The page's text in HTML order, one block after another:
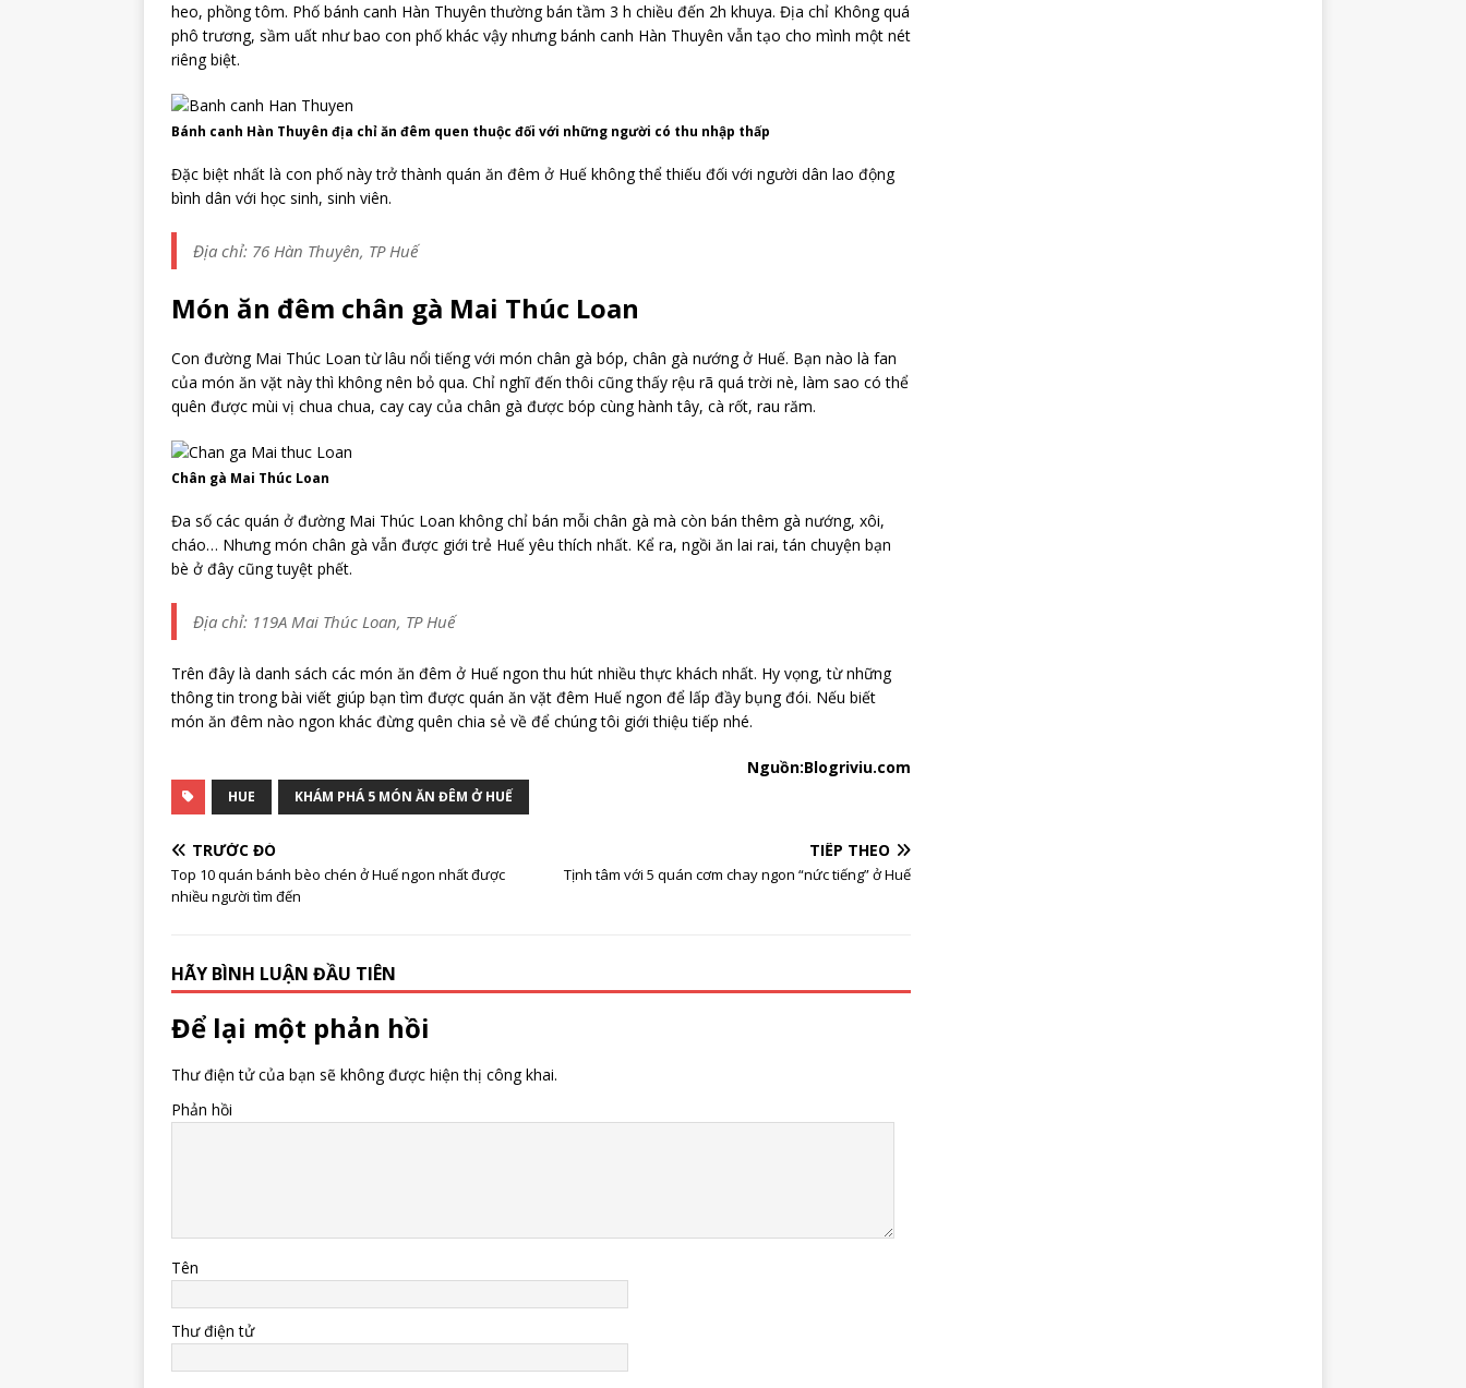
heo, phồng tôm. Phố bánh canh Hàn Thuyên thường bán tầm 3 h chiều đến 2h khuya. Địa chỉ Không quá
phô trương, sầm uất như bao con phố khác vậy nhưng bánh canh Hàn Thuyên vẫn tạo cho mình một nét
riêng biệt.
Bánh canh Hàn Thuyên địa chỉ ăn đêm quen thuộc đối với những người có thu nhập thấp
Đặc biệt nhất là con phố này trở thành quán ăn đêm ở Huế không thể thiếu đối với người dân lao động
bình dân với học sinh, sinh viên.
Địa chỉ: 76 Hàn Thuyên, TP Huế
Món ăn đêm chân gà Mai Thúc Loan
Con đường Mai Thúc Loan từ lâu nổi tiếng với món chân gà bóp, chân gà nướng ở Huế. Bạn nào là fan
của món ăn vặt này thì không nên bỏ qua. Chỉ nghĩ đến thôi cũng thấy rệu rã quá trời nè, làm sao có thể
quên được mùi vị chua chua, cay cay của chân gà được bóp cùng hành tây, cà rốt, rau răm.
Chân gà Mai Thúc Loan
Đa số các quán ở đường Mai Thúc Loan không chỉ bán mỗi chân gà mà còn bán thêm gà nướng, xôi,
cháo… Nhưng món chân gà vẫn được giới trẻ Huế yêu thích nhất. Kể ra, ngồi ăn lai rai, tán chuyện bạn
bè ở đây cũng tuyệt phết.
Địa chỉ: 119A Mai Thúc Loan, TP Huế
Trên đây là danh sách các món ăn đêm ở Huế ngon thu hút nhiều thực khách nhất. Hy vọng, từ những
thông tin trong bài viết giúp bạn tìm được quán ăn vặt đêm Huế ngon để lấp đầy bụng đói. Nếu biết
món ăn đêm nào ngon khác đừng quên chia sẻ về để chúng tôi giới thiệu tiếp nhé.
Nguồn:Blogriviu.com
HUE KHÁM PHÁ 5 MÓN ĂN ĐÊM Ở HUẾ
TRƯỚC ĐÓ
Top 10 quán bánh bèo chén ở Huế ngon nhất được
nhiều người tìm đến
TIẾP THEO
Tịnh tâm với 5 quán cơm chay ngon “nức tiếng” ở Huế
HÃY BÌNH LUẬN ĐẦU TIÊN
Để lại một phản hồi
Thư điện tử của bạn sẽ không được hiện thị công khai.
Phản hồi
Tên
Thư điện tử